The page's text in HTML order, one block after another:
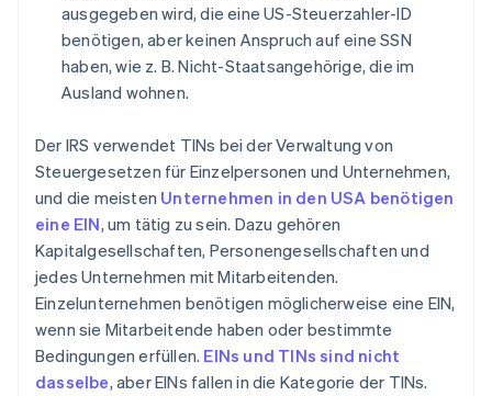
ausgegeben wird, die eine US-Steuerzahler-ID
benötigen, aber keinen Anspruch auf eine SSN
haben, wie z. B. Nicht-Staatsangehörige, die im
Ausland wohnen.
Der IRS verwendet TINs bei der Verwaltung von
Steuergesetzen für Einzelpersonen und Unternehmen,
und die meisten Unternehmen in den USA benötigen
eine EIN, um tätig zu sein. Dazu gehören
Kapitalgesellschaften, Personengesellschaften und
jedes Unternehmen mit Mitarbeitenden.
Einzelunternehmen benötigen möglicherweise eine EIN,
wenn sie Mitarbeitende haben oder bestimmte
Bedingungen erfüllen. EINs und TINs sind nicht
dasselbe, aber EINs fallen in die Kategorie der TINs.